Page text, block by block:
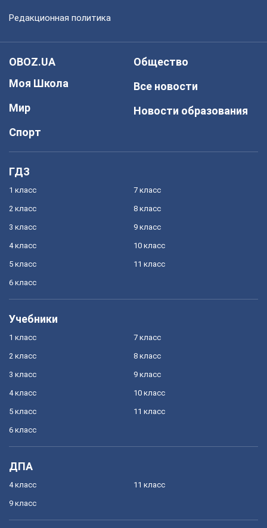
Редакционная политика
OBOZ.UA
Моя Школа
Мир
Спорт
Общество
Все новости
Новости образования
ГДЗ
1 класс
2 класс
3 класс
4 класс
5 класс
6 класс
7 класс
8 класс
9 класс
10 класс
11 класс
Учебники
1 класс
2 класс
3 класс
4 класс
5 класс
6 класс
7 класс
8 класс
9 класс
10 класс
11 класс
ДПА
4 класс
9 класс
11 класс